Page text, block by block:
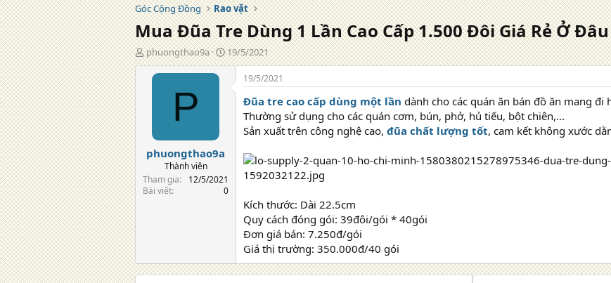
Góc Cộng Đồng
Rao vặt
Mua Đũa Tre Dùng 1 Lần Cao Cấp 1.500 Đôi Giá Rẻ Ở Đâu
T
á
phuongthao9a
N
g
y
19/5/2021
P
phuongthao9a
Thành viên
Tham gia
12/5/2021
Bài viết
0
19/5/2021
Đũa tre cao cấp dùng một lần dành cho các quán ăn bán đồ ăn mang đi
Thường sử dụng cho các quán cơm, bún, phở, hủ tiếu, bột chiên,...
Sản xuất trên công nghệ cao, đũa chất lượng tốt, cam kết không xước
Kích thước: Dài 22.5cm
Quy cách đóng gói: 39đôi/gói * 40gói
Đơn giá bán: 7.250đ/gói
Giá thị trường: 350.000đ/40 gói